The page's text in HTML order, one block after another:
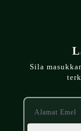
Sila